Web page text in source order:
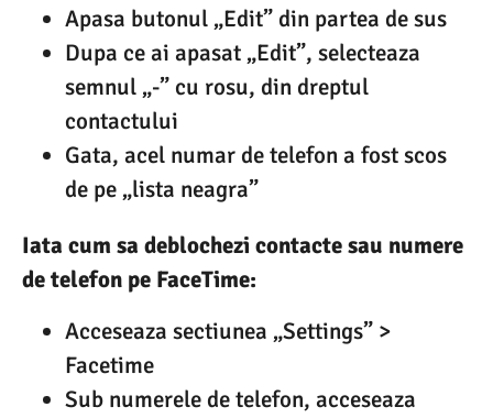
Apasa butonul „Edit” din partea de sus
Dupa ce ai apasat „Edit”, selecteaza
semnul „-” cu rosu, din dreptul
contactului
Gata, acel numar de telefon a fost scos
de pe „lista neagra”
Iata cum sa deblochezi contacte sau numere
de telefon pe FaceTime:
Acceseaza sectiunea „Settings” >
Facetime
Sub numerele de telefon, acceseaza